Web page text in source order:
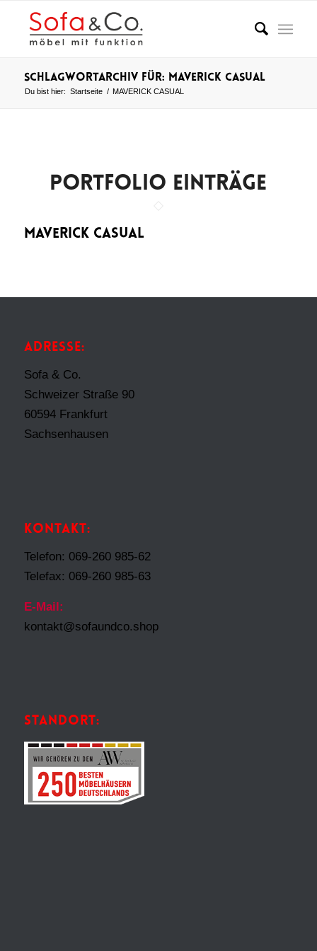
Schlagwortarchiv für: MAVERICK CASUAL
Du bist hier: Startseite / MAVERICK CASUAL
PORTFOLIO EINTRÄGE
MAVERICK CASUAL
ADRESSE:
Sofa & Co.
Schweizer Straße 90
60594 Frankfurt
Sachsenhausen
KONTAKT:
Telefon: 069-260 985-62
Telefax: 069-260 985-63
E-Mail:
kontakt@sofaundco.shop
STANDORT: